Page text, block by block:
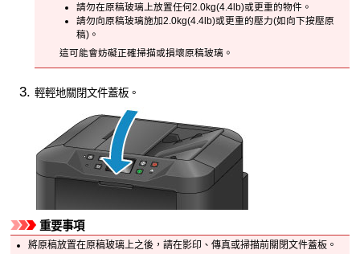
請勿在原稿玻璃上放置任何2.0kg(4.4lb)或更重的物件。
請勿向原稿玻璃施加2.0kg(4.4lb)或更重的壓力(如向下按壓原
稿)。
這可能會妨礙正確掃描或損壞原稿玻璃。
輕輕地關閉文件蓋板 。
重要事項
將原稿放置在原稿玻璃上之後，請在影印、傳真或掃描前關閉文件蓋板 。